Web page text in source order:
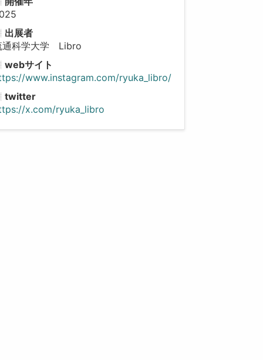
出展者
通科学大学 Libro
webサイト
www.instagram.com/ryuka_libro/
twitter
x.com/ryuka_libro